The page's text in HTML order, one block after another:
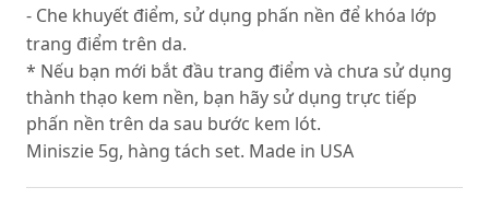
- Che khuyết điểm, sử dụng phấn nền để khóa lớp
trang điểm trên da.
* Nếu bạn mới bắt đầu trang điểm và chưa sử dụng
thành thạo kem nền, bạn hãy sử dụng trực tiếp
phấn nền trên da sau bước kem lót.
Miniszie 5g, hàng tách set. Made in USA